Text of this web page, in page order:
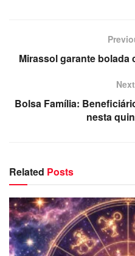
Mirassol garante
Bolsa Família:
nesta
Related Posts